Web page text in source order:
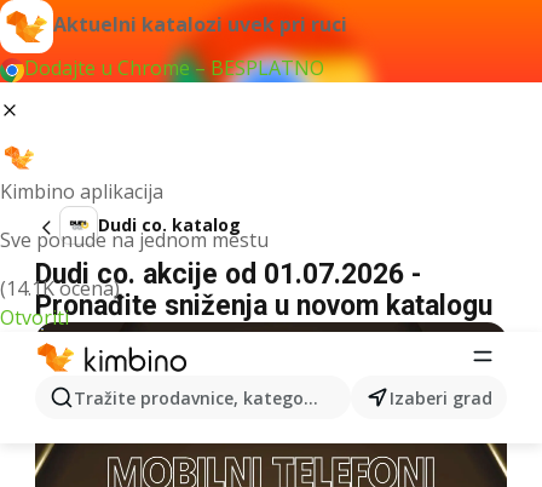
Aktuelni katalozi uvek pri ruci
Dodajte u Chrome – BESPLATNO
Kimbino aplikacija
Sve ponude na jednom mestu
(14.1K ocena)
Otvoriti
Tražite prodavnice, kategorije, proizvode...Izaberi grad
Dudi co. katalog
Dudi co. akcije od 01.07.2026 -
Pronađite sniženja u novom katalogu